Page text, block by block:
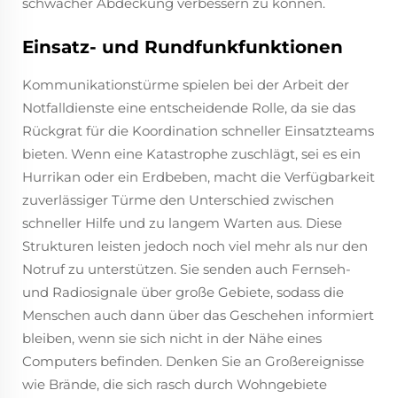
Einsatz- und Rundfunkfunktionen
Kommunikationstürme spielen bei der Arbeit der
Notfalldienste eine entscheidende Rolle, da sie das
Rückgrat für die Koordination schneller Einsatzteams
bieten. Wenn eine Katastrophe zuschlägt, sei es ein
Hurrikan oder ein Erdbeben, macht die Verfügbarkeit
zuverlässiger Türme den Unterschied zwischen
schneller Hilfe und zu langem Warten aus. Diese
Strukturen leisten jedoch noch viel mehr als nur den
Notruf zu unterstützen. Sie senden auch Fernseh-
und Radiosignale über große Gebiete, sodass die
Menschen auch dann über das Geschehen informiert
bleiben, wenn sie sich nicht in der Nähe eines
Computers befinden. Denken Sie an Großereignisse
wie Brände, die sich rasch durch Wohngebiete